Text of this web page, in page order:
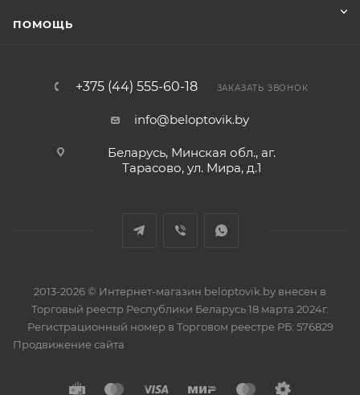
ПОМОЩЬ
+375 (44) 555-60-18 ЗАКАЗАТЬ ЗВОНОК
info@beloptovik.by
Беларусь, Минская обл., аг.
Тарасово, ул. Мира, д.1
2013-2026 © Интернет-магазин beloptovik.by внесен в
Торговый реестр Республики Беларусь 18 марта 2024г.
Регистрационный номер в Торговом реестре РБ: 576829
Продвижение сайта